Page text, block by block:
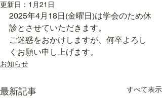
更新日： 1月21日
2025年4月18日(金曜日)は学会のため休
診とさせていただきます。
ご迷惑をおかけしますが、何卒よろし
くお願い申し上げます。
お知らせ
最新記事 すべて表示